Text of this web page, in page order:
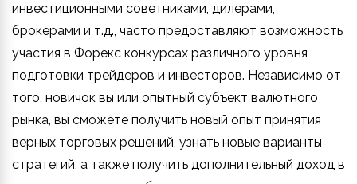
инвестиционными советниками, дилерами,
брокерами и т.д., часто предоставляют возможность
участия в Форекс конкурсах различного уровня
подготовки трейдеров и инвесторов. Независимо от
того, новичок вы или опытный субъект валютного
рынка, вы сможете получить новый опыт принятия
верных торговых решений, узнать новые варианты
стратегий, а также получить дополнительный доход в